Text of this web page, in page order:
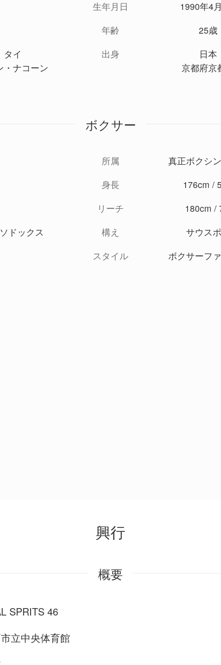
生年月日
1990年4
年齢
25歳
タイ
・ナコーン
出身
日本
京都府京
ボクサー
所属
真正ボクシ
身長
176cm /
リーチ
180cm /
ドックス
構え
サウス
スタイル
ボクサーフ
興行
概要
SPRITS 46
立中央体育館